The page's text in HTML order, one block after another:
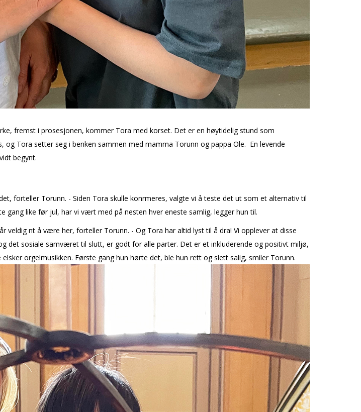
fremst i prosesjonen, kommer Tora med korset. Det er en høytidelig stund som
Tora setter seg i benken sammen med mamma Torunn og pappa Ole. En levende
begynt.
forteller Torunn. - Siden Tora skulle konfirmeres, valgte vi å teste det ut som et alternativ til
gang like før jul, har vi vært med på nesten hver eneste samlig, legger hun til.
fint å være her, forteller Torunn. - Og Tora har altid lyst til å dra! Vi opplever at disse
det sosiale samværet til slutt, er godt for alle parter. Det er et inkluderende og positivt miljø,
orgelmusikken. Første gang hun hørte det, ble hun rett og slett salig, smiler Torunn.